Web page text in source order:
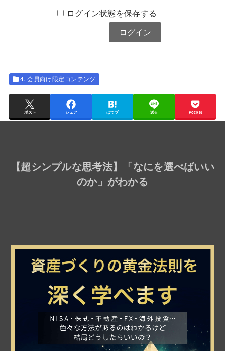
ログイン状態を保存する
4. 会員向け限定コンテンツ
ポスト シェア はてブ 送る Pocket
【超シンプルな思考法】「なにを選べばいい
のか」がわかる